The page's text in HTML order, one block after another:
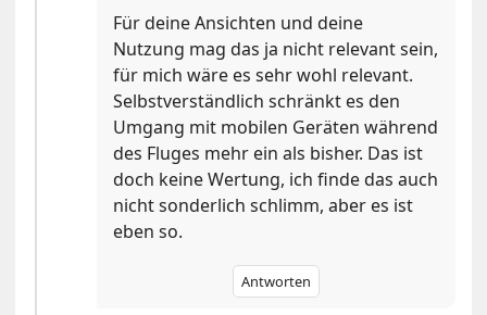
Für deine Ansichten und deine
Nutzung mag das ja nicht relevant sein,
für mich wäre es sehr wohl relevant.
Selbstverständlich schränkt es den
Umgang mit mobilen Geräten während
des Fluges mehr ein als bisher. Das ist
doch keine Wertung, ich finde das auch
nicht sonderlich schlimm, aber es ist
eben so.
Antworten